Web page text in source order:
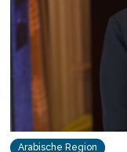
Arabische Region